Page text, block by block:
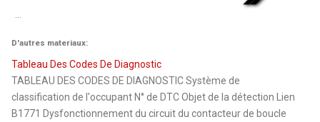
D'autres materiaux:
Tableau Des Codes De Diagnostic
TABLEAU DES CODES DE DIAGNOSTIC Système de
classification de l'occupant N° de DTC Objet de la détection Lien
B1771 Dysfonctionnement du circuit du contacteur de boucle